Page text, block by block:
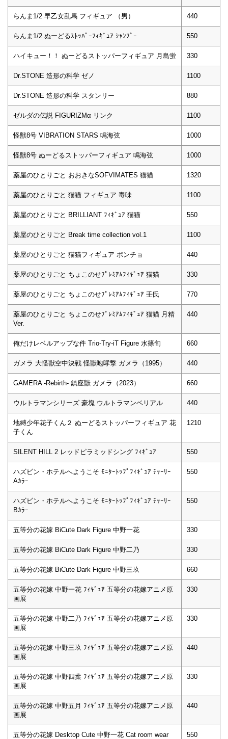
らんま1/2 早乙女乱馬 フィギュア （男） 440
らんま1/2 ぬーどるｽﾄｯﾊﾟｰﾌｨｷﾞｭｱ ｼｬﾝﾌﾟｰ 550
ハイキュー！！ ぬーどるストッパーフィギュア 月島蛍 330
Dr.STONE 造形の科学 ゼノ 1100
Dr.STONE 造形の科学 スタンリー 880
ゼルダの伝説 FIGURIZMα リンク 1100
怪獣8号 VIBRATION STARS 鳴海弦 1000
怪獣8号 ぬーどるストッパーフィギュア 鳴海弦 1000
薬屋のひとりごと おおきなSOFVIMATES 猫猫 1320
薬屋のひとりごと 猫猫 フィギュア 毒味 1100
薬屋のひとりごと BRILLIANT ﾌｨｷﾞｭｱ 猫猫 550
薬屋のひとりごと Break time collection vol.1 1100
薬屋のひとりごと 猫猫フィギュア ポンチョ 440
薬屋のひとりごと ちょこのせﾌﾟﾚﾐｱﾑﾌｨｷﾞｭｱ 猫猫 330
薬屋のひとりごと ちょこのせﾌﾟﾚﾐｱﾑﾌｨｷﾞｭｱ 壬氏 770
薬屋のひとりごと ちょこのせﾌﾟﾚﾐｱﾑﾌｨｷﾞｭｱ 猫猫 月精
Ver.
440
俺だけレベルアップな件 Trio-Try-iT Figure 水篠旬 660
ガメラ 大怪獣空中決戦 怪獣咆哮撃 ガメラ（1995） 440
GAMERA -Rebirth- 鎮座獣 ガメラ（2023） 660
ウルトラマンシリーズ 豪塊 ウルトラマンベリアル 440
地縛少年花子くん２ ぬーどるストッパーフィギュア 花
子くん
1210
SILENT HILL 2 レッドピラミッドシング ﾌｨｷﾞｭｱ 550
ハズビン・ホテルへようこそ ﾓﾆﾀｰﾄｯﾌﾟﾌｨｷﾞｭｱ ﾁｬｰﾘｰ
Aｶﾗｰ
550
ハズビン・ホテルへようこそ ﾓﾆﾀｰﾄｯﾌﾟﾌｨｷﾞｭｱ ﾁｬｰﾘｰ
Bｶﾗｰ
550
五等分の花嫁 BiCute Dark Figure 中野一花 330
五等分の花嫁 BiCute Dark Figure 中野二乃 330
五等分の花嫁 BiCute Dark Figure 中野三玖 660
五等分の花嫁 中野一花 ﾌｨｷﾞｭｱ 五等分の花嫁アニメ原
画展
330
五等分の花嫁 中野二乃 ﾌｨｷﾞｭｱ 五等分の花嫁アニメ原
画展
330
五等分の花嫁 中野三玖 ﾌｨｷﾞｭｱ 五等分の花嫁アニメ原
画展
440
五等分の花嫁 中野四葉 ﾌｨｷﾞｭｱ 五等分の花嫁アニメ原
画展
330
五等分の花嫁 中野五月 ﾌｨｷﾞｭｱ 五等分の花嫁アニメ原
画展
440
五等分の花嫁 Desktop Cute 中野一花 Cat room wear 550